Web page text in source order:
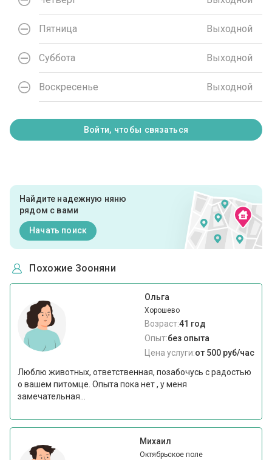
Пятница Выходной
Суббота Выходной
Воскресенье Выходной
Войти, чтобы связаться
Найдите надежную няню
рядом с вами
Начать поиск
Похожие Зооняни
Ольга
Хорошево
Возраст:41 год
Опыт:без опыта
Цена услуги:от 500 руб/час
Люблю животных, ответственная, позабочусь с радостью
о вашем питомце. Опыта пока нет , у меня
замечательная...
Михаил
Октябрьское поле